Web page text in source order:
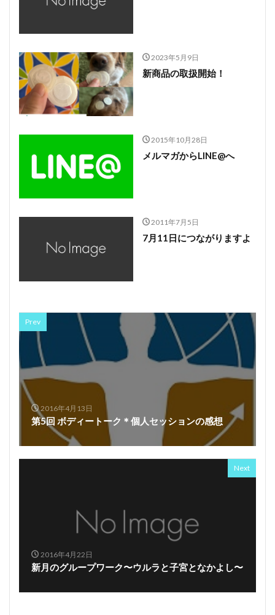
2023年5月9日
新商品の取扱開始！
2015年10月28日
メルマガからLINE@へ
2011年7月5日
7月11日につながりますよ
Prev
2016年4月13日
第5回 ボディートーク＊個人セッションの感想
Next
2016年4月22日
新月のグループワーク〜ウルラと子宮となかよし〜